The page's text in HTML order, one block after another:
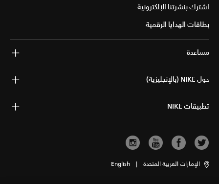
اشترك بنشرتنا الإلكترونية
بطاقات الهدايا الرقمية
مساعدة
حول NIKE (بالإنجليزية)
تطبيقات NIKE
الإمارات العربية المتحدة |
English